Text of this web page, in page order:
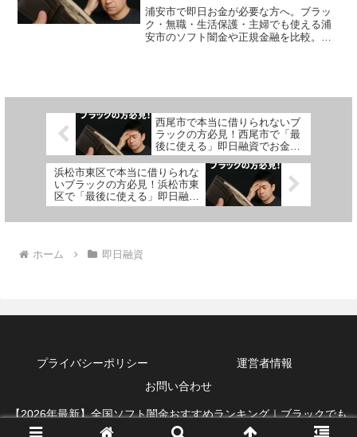
方法を紹介！
浦安市で即日お金が必要な方へ。ブラッ
ク・無職・生活保護・主婦でも使える浦
安市のソフト闇金や正規金融を比較。安
西尾市で本当に借りられないブ
ラックの方必見！西尾市で「最
後に使える」即日融資でお金を
借りる方法を紹介！
浜松市東区で本当に借りられな
いブラックの方必見！浜松市東
区で「最後に使える」即日融資
でお金を借りる方法を紹介！
ホーム 即日融資
プライバシーポリシー
運営者情報
お問い合わせ
【2026年最新】全国ソフト闇金おすすめランキング｜ブラックでも
借りれる即日融資